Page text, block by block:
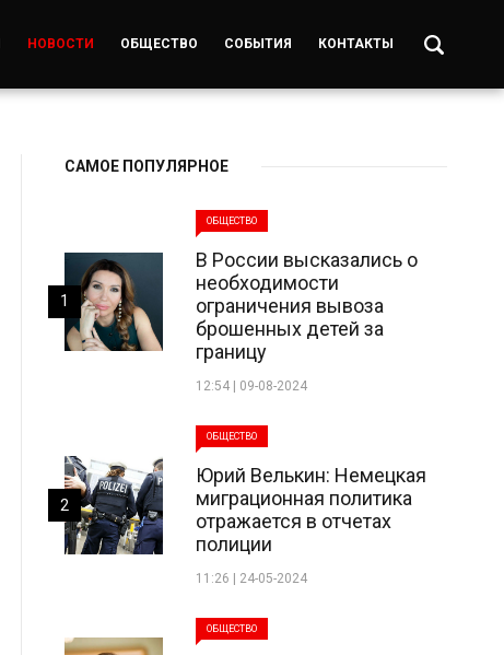
НОВОСТИ ОБЩЕСТВО СОБЫТИЯ КОНТАКТЫ
САМОЕ ПОПУЛЯРНОЕ
ОБЩЕСТВО
В России высказались о
необходимости
ограничения вывоза
брошенных детей за
границу
12:54 | 09-08-2024
1
ОБЩЕСТВО
Юрий Велькин: Немецкая
миграционная политика
отражается в отчетах
полиции
11:26 | 24-05-2024
2
ОБЩЕСТВО